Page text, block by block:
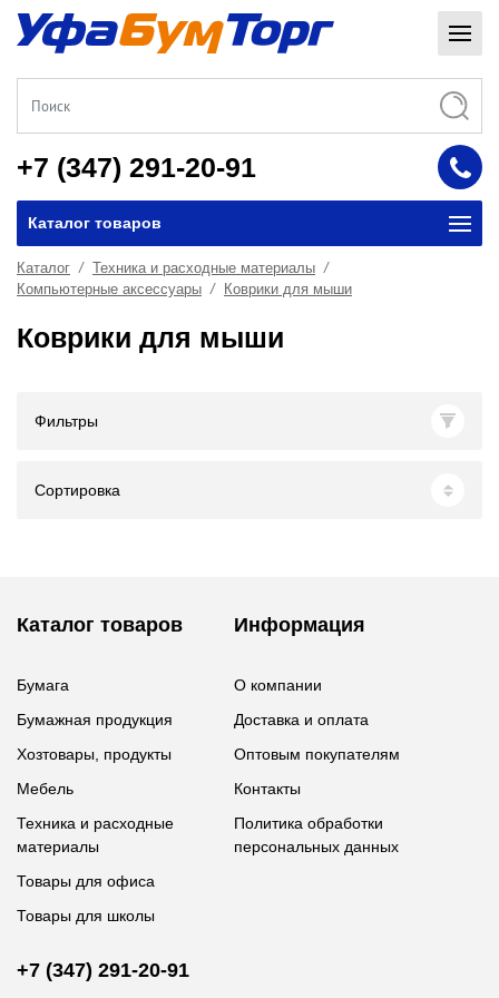
+7 (347) 291-20-91
Каталог товаров
Каталог
Техника и расходные материалы
Компьютерные аксессуары
Коврики для мыши
Коврики для мыши
Фильтры
Сортировка
Каталог товаров
Бумага
Бумажная продукция
Хозтовары, продукты
Мебель
Техника и расходные
материалы
Товары для офиса
Товары для школы
Информация
О компании
Доставка и оплата
Оптовым покупателям
Контакты
Политика обработки
персональных данных
+7 (347) 291-20-91